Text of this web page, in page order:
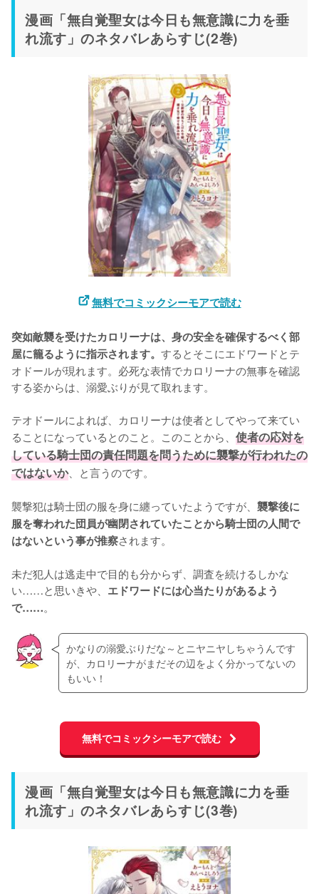
漫画「無自覚聖女は今日も無意識に力を垂
れ流す」のネタバレあらすじ(2巻)
無料でコミックシーモアで読む
突如敵襲を受けたカロリーナは、身の安全を確保するべく部
屋に籠るように指示されます。 するとそこにエドワードとテ
オドールが現れます。必死な表情でカロリーナの無事を確認
する姿からは、溺愛ぶりが見て取れます。
テオドールによれば、カロリーナは使者としてやって来てい
ることになっているとのこと。このことから、 使者の応対を
している騎士団の責任問題を問うために襲撃が行われたの
ではないか、と言うのです。
襲撃犯は騎士団の服を身に纏っていたようですが、 襲撃後に
服を奪われた団員が幽閉されていたことから騎士団の人間で
はないという事が推察されます。
未だ犯人は逃走中で目的も分からず、調査を続けるしかな
い……と思いきや、 エドワードには心当たりがあるよう
で……。
かなりの溺愛ぶりだな～とニヤニヤしちゃうんです
が、カロリーナがまだその辺をよく分かってないの
もいい！
無料でコミックシーモアで読む
漫画「無自覚聖女は今日も無意識に力を垂
れ流す」のネタバレあらすじ(3巻)